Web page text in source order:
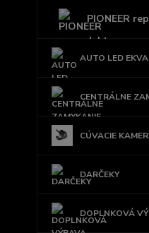
PIONEER
AUTO LED
CENTRÁLNE
CÚVACIE
DARČEKY
DOPLNKOVÁ